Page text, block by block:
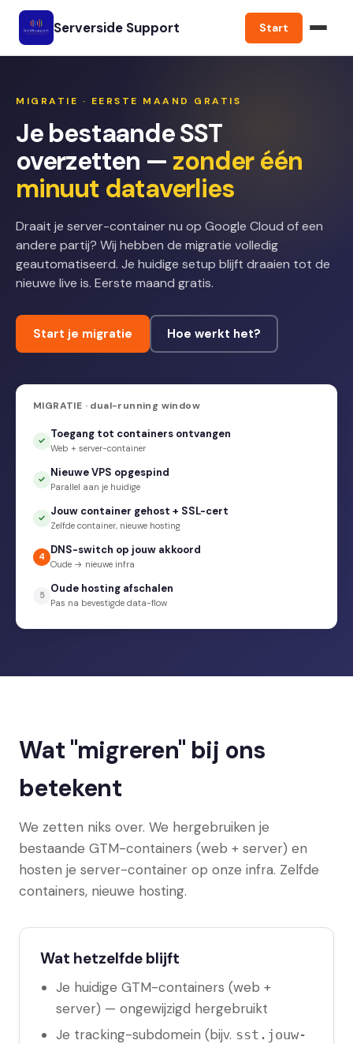
Serverside Support Start
MIGRATIE · EERSTE MAAND GRATIS
Je bestaande SST
overzetten — zonder één
minuut dataverlies
Draait je server-container nu op Google Cloud of een
andere partij? Wij hebben de migratie volledig
geautomatiseerd. Je huidige setup blijft draaien tot de
nieuwe live is. Eerste maand gratis.
Start je migratie Hoe werkt het?
MIGRATIE · dual-running window
✓ Toegang tot containers ontvangen
Web + server-container
✓ Nieuwe VPS opgespind
Parallel aan je huidige
✓ Jouw container gehost + SSL-cert
Zelfde container, nieuwe hosting
4 DNS-switch op jouw akkoord
Oude → nieuwe infra
5 Oude hosting afschalen
Pas na bevestigde data-flow
Wat "migreren" bij ons
betekent
We zetten niks over. We hergebruiken je
bestaande GTM-containers (web + server) en
hosten je server-container op onze infra. Zelfde
containers, nieuwe hosting.
Wat hetzelfde blijft
Je huidige GTM-containers (web +
server) — ongewijzigd hergebruikt
Je tracking-subdomein (bijv. sst.jouw-